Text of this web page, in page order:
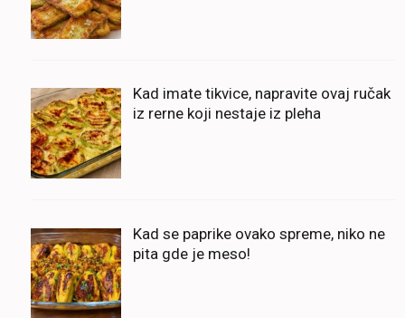
Kad imate tikvice, napravite ovaj ručak
iz rerne koji nestaje iz pleha
Kad se paprike ovako spreme, niko ne
pita gde je meso!